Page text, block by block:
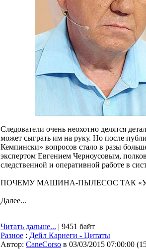
Следователи очень неохотно делятся
может сыграть им на руку. Но после
Кемпински» вопросов стало в разы
экспертом Евгением Черноусовым,
следственной и оперативной работе в
ПОЧЕМУ МАШИНА-ПЫЛЕСОС ТАК
Далее...
Читать дальше... | 9451 байт
Разное : Дейл Карнеги - Цитаты
Автор: CaneCorso в 03/03/2015 07:00:00 (